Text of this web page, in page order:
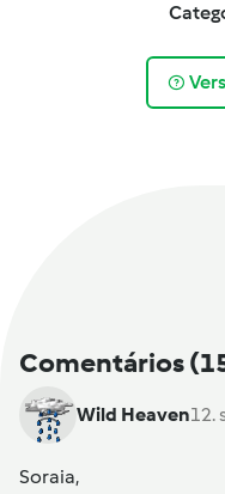
Comentários
Wild Heaven12.
Soraia,